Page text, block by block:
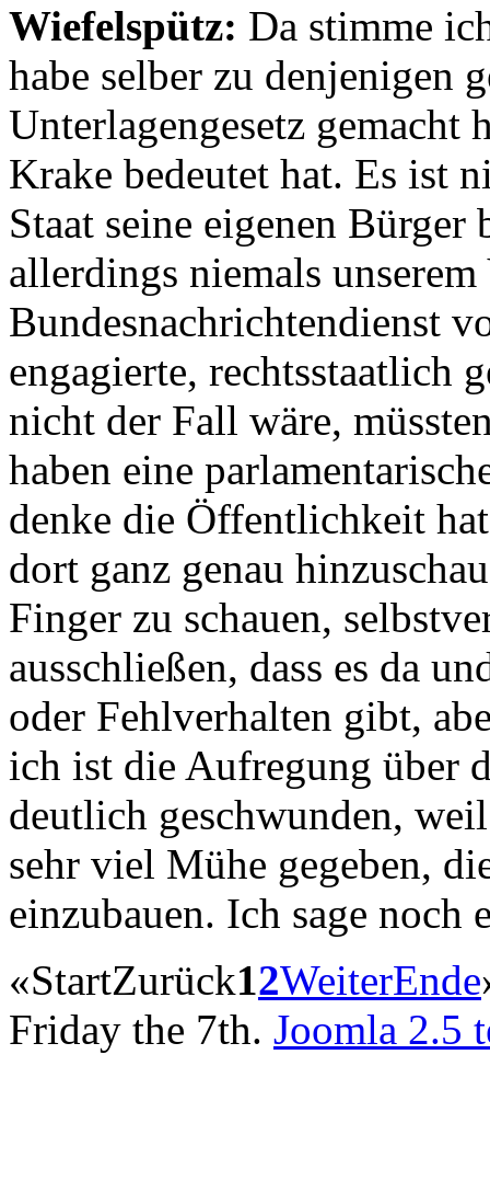
Wiefelspütz: Da stimme
habe selber zu denjenigen
Unterlagengesetz gemacht
Krake bedeutet hat. Es ist
Staat seine eigenen
allerdings niemals
Bundesnachrichtendienst
engagierte, rechtsstaatlich
nicht der Fall wäre,
haben eine
denke die Öffentlichkeit
dort ganz genau
Finger zu schauen,
ausschließen, dass es da
oder Fehlverhalten gibt,
ich ist die Aufregung über
deutlich geschwunden,
sehr viel Mühe gegeben,
einzubauen. Ich sage noch
«StartZurück12WeiterEnde
Friday the 7th. Joomla 2.5